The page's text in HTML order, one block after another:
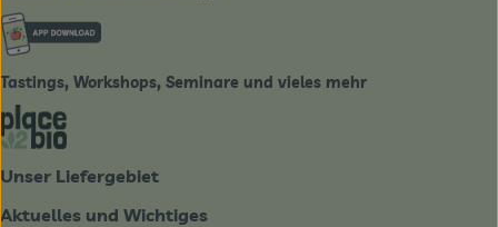
Externer Link zu https://www.biobote-
Tastings, Workshops, Seminare und vieles mehr
Externer Link zu https://place2bio.de/
Unser Liefergebiet
Aktuelles und Wichtiges